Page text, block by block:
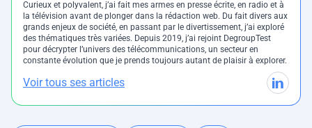
Curieux et polyvalent, j’ai fait mes armes en presse écrite, en radio et à
la télévision avant de plonger dans la rédaction web. Du fait divers aux
grands enjeux de société, en passant par le divertissement, j’ai exploré
des thématiques très variées. Depuis 2019, j’ai rejoint DegroupTest
pour décrypter l’univers des télécommunications, un secteur en
constante évolution que je prends toujours autant de plaisir à explorer.
Voir tous ses articles